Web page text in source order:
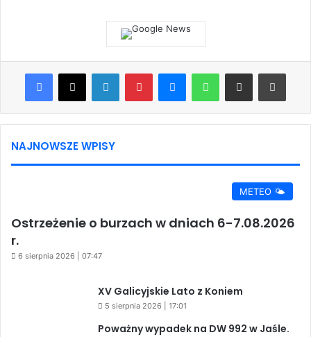
Facebook
X LinkedInPinterestMessengerWhatsAppShare via Email Print
NAJNOWSZE WPISY
METEO 🌤️
Ostrzeżenie o burzach w dniach 6-7.08.2026
r.
6 sierpnia 2026 | 07:47
XV Galicyjskie Lato z Koniem
5 sierpnia 2026 | 17:01
Poważny wypadek na DW 992 w Jaśle.